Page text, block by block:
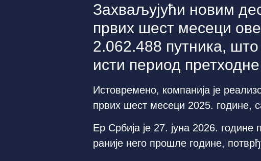
Захваљујући новим
првих шест месеци
2.062.488 путника,
исти период
Истовремено, компанија је
првих шест месеци 2025. године,
Ер Србија је 27. јуна 2026.
раније него прошле године,